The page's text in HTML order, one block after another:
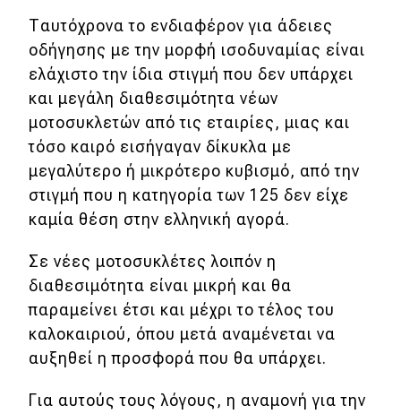
Ασφάλεια
Αγορά
Απόψεις
Test Drive
Δοκιμή
Αποστολή
Συγκρίνουμε
Αγώνες
Formula 1
Ταυτόχρονα το ενδιαφέρον για άδειες
οδήγησης με την μορφή ισοδυναμίας είναι
ελάχιστο την ίδια στιγμή που δεν υπάρχει
και μεγάλη διαθεσιμότητα νέων
μοτοσυκλετών από τις εταιρίες, μιας και
τόσο καιρό εισήγαγαν δίκυκλα με
μεγαλύτερο ή μικρότερο κυβισμό, από την
στιγμή που η κατηγορία των 125 δεν είχε
καμία θέση στην ελληνική αγορά.
Σε νέες μοτοσυκλέτες λοιπόν η
διαθεσιμότητα είναι μικρή και θα
παραμείνει έτσι και μέχρι το τέλος του
καλοκαιριού, όπου μετά αναμένεται να
αυξηθεί η προσφορά που θα υπάρχει.
Για αυτούς τους λόγους, η αναμονή για την